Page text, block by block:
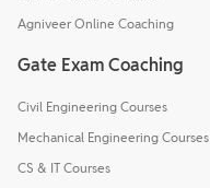
Agniveer Online Coaching
Gate Exam Coaching
Civil Engineering Courses
Mechanical Engineering Courses
CS & IT Courses